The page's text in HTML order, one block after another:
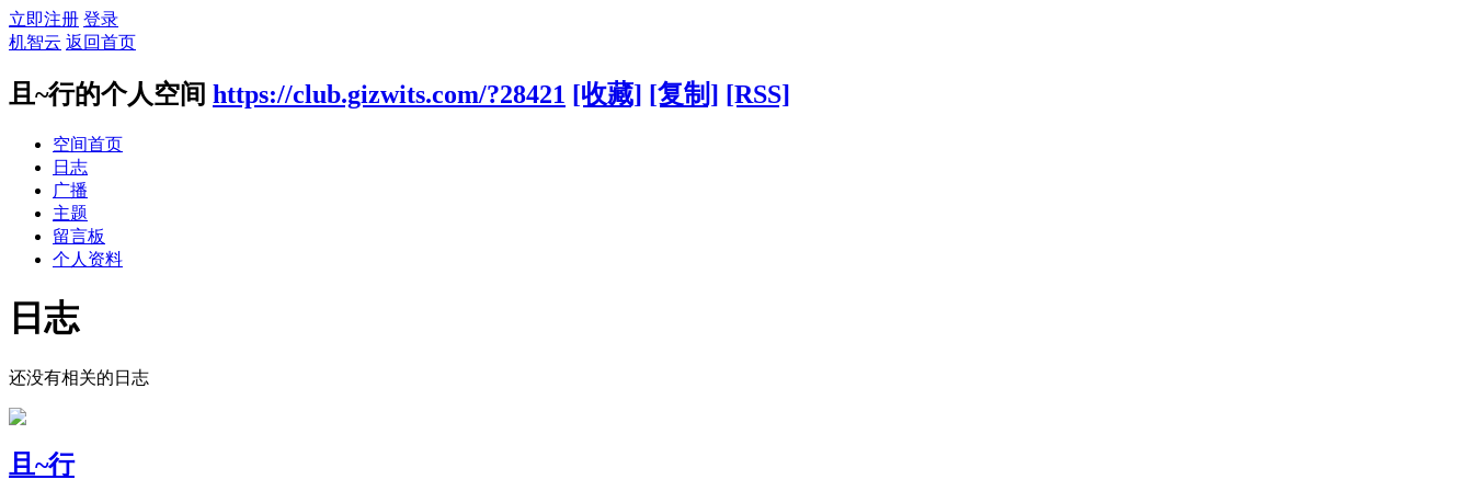
立即注册 登录
机智云 返回首页
且~行的个人空间 https://club.gizwits.com/?28421 [收藏] [复制] [RSS]
空间首页
日志
广播
主题
留言板
个人资料
日志
还没有相关的日志
且~行